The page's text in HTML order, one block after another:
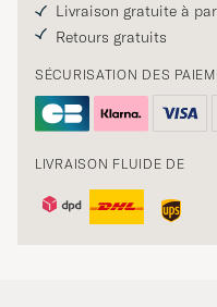
Livraison gratuite à
Retours gratuits
SÉCURISATION DES
LIVRAISON FLUIDE DE